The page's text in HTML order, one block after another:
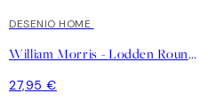
DESENIO HOME
William Morris - Lodden Round Tablett
27,95 €